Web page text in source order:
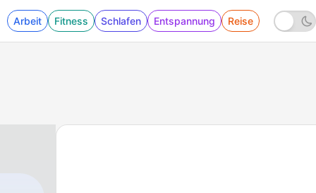
Arbeit Fitness Schlafen Entspannung Reise